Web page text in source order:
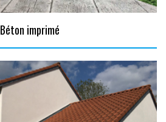
Béton imprimé